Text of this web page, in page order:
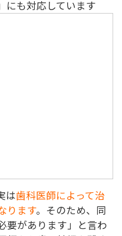
にも対応しています
は歯科医師によって治
ります。そのため、同
要があります」と言わ